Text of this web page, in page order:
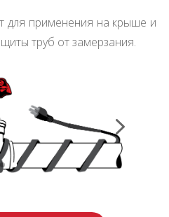
для применения на крыше и
труб от замерзания.